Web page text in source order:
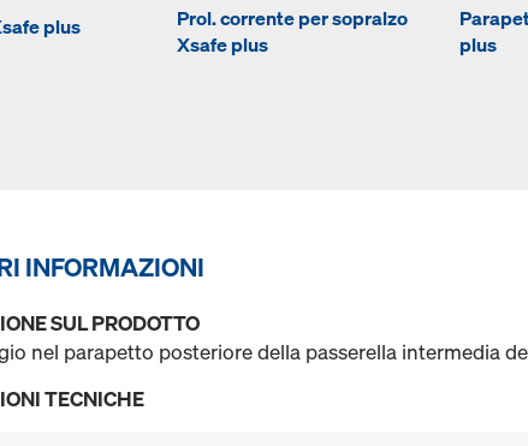
plus
Prol. corrente per sopralzo
Xsafe plus
plus
INFORMAZIONI
SUL PRODOTTO
nel parapetto posteriore della passerella intermedia
TECNICHE